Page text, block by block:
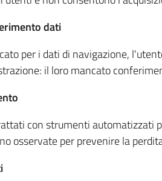
dati
per i dati di navigazione,
il loro mancato
con strumenti automatizzati
osservate per prevenire la